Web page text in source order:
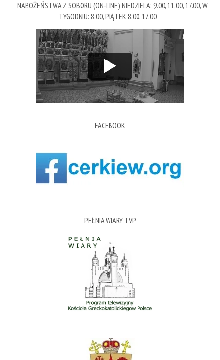
NABOŻEŃSTWA Z SOBORU (ON-LINE) NIEDZIELA: 9.00, 11.00, 17.00, W
TYGODNIU: 8.00, PIĄTEK 8.00, 17.00
FACEBOOK
PEŁNIA WIARY TVP